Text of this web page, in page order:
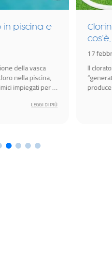
in piscina e
della vasca
nella piscina,
impiegati per la
LEGGI DI PIÙ
17
Il